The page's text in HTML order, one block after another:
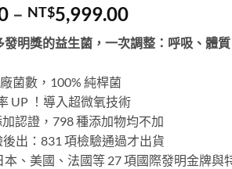
– NT$5,999.00價
格
範
到
NT$5,999.00
明獎的益生菌，一次調整：呼吸、體質
菌數，100% 純桿菌
UP ！導入超微氧技術
加認證，798 種添加物均不加
後出：831 項檢驗通過才出貨
本、美國、法國等 27 項國際發明金牌與